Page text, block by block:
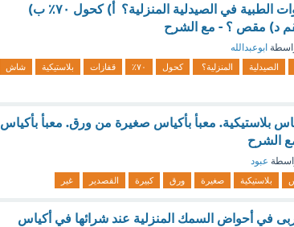
أي من التالي لا يعد من فئة الأدوات الطبية في الصيدلية المنزلية؟ أ) كحول ٧٠٪ ب)
د) مقص ؟ - مع الشرح
ابوعبدالله
الصيدلية المنزلية؟ كحول ٧٠٪ قفازات بلاستيكية
شاش
بلاستيكية. معبأ بأكياس صغيرة من ورق. معبأ بأكياس
الشرح
عبود
بلاستيكية صغيرة ورق كبيرة القصدير غير
في أحواض السمك المنزلية عند شرائها في أكياس